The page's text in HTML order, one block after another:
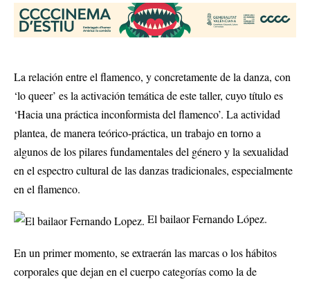
La relación entre el flamenco, y concretamente de la danza, con
‘lo queer’ es la activación temática de este taller, cuyo título es
‘Hacia una práctica inconformista del flamenco’. La actividad
plantea, de manera teórico-práctica, un trabajo en torno a
algunos de los pilares fundamentales del género y la sexualidad
en el espectro cultural de las danzas tradicionales, especialmente
en el flamenco.
El bailaor Fernando López.
En un primer momento, se extraerán las marcas o los hábitos
corporales que dejan en el cuerpo categorías como la de